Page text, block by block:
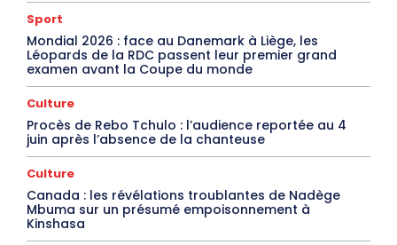
Sport
Mondial 2026 : face au Danemark à Liège, les
Léopards de la RDC passent leur premier grand
examen avant la Coupe du monde
Culture
Procès de Rebo Tchulo : l’audience reportée au 4
juin après l’absence de la chanteuse
Culture
Canada : les révélations troublantes de Nadège
Mbuma sur un présumé empoisonnement à
Kinshasa